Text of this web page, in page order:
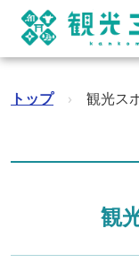
トップ › 観光ス
観